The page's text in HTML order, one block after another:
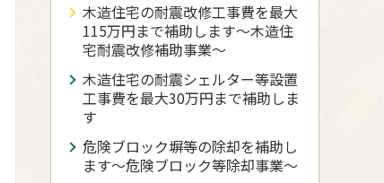
木造住宅の耐震改修工事費を最大
115万円まで補助します～木造住
宅耐震改修補助事業～
木造住宅の耐震シェルター等設置
工事費を最大30万円まで補助しま
す
危険ブロック塀等の除却を補助し
ます～危険ブロック等除却事業～